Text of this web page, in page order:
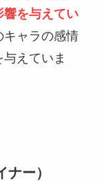
響を与えてい
キャラの感情
えていま
ー）